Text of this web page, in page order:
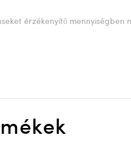
érzékenyítő mennyiségben